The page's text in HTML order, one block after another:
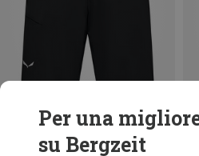
Risparmi 18%
Per una
su Bergzeit